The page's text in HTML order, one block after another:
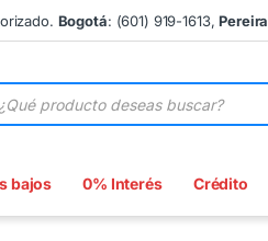
Bogotá: (601) 919-1613,Pereira
de productos
bajos 0% Interés Crédito